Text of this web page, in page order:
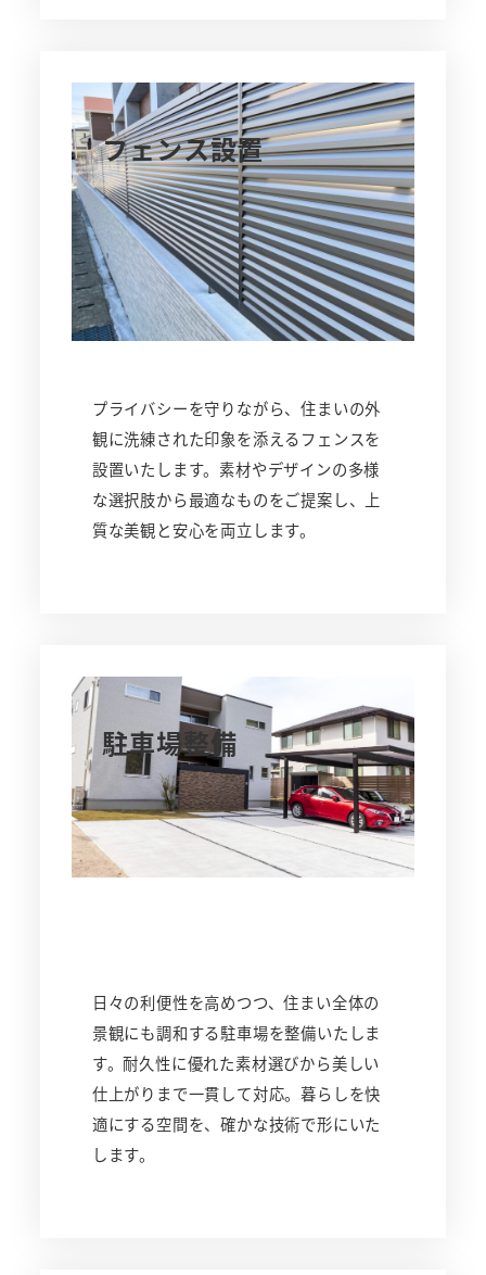
フェンス設置
プライバシーを守りながら、住まいの外
観に洗練された印象を添えるフェンスを
設置いたします。素材やデザインの多様
な選択肢から最適なものをご提案し、上
質な美観と安心を両立します。
駐車場整備
日々の利便性を高めつつ、住まい全体の
景観にも調和する駐車場を整備いたしま
す。耐久性に優れた素材選びから美しい
仕上がりまで一貫して対応。暮らしを快
適にする空間を、確かな技術で形にいた
します。